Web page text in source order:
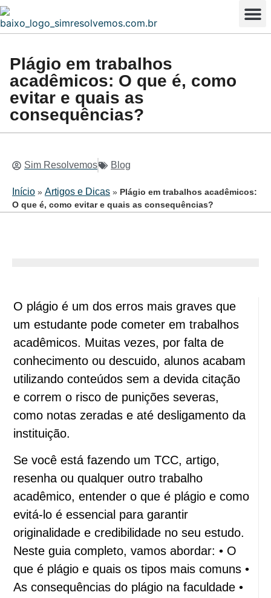
Plágio em trabalhos
acadêmicos: O que é, como
evitar e quais as
consequências?
Sim Resolvemos Blog
Início » Artigos e Dicas » Plágio em trabalhos acadêmicos:
O que é, como evitar e quais as consequências?
O plágio é um dos erros mais graves que
um estudante pode cometer em trabalhos
acadêmicos. Muitas vezes, por falta de
conhecimento ou descuido, alunos acabam
utilizando conteúdos sem a devida citação
e correm o risco de punições severas,
como notas zeradas e até desligamento da
instituição.
Se você está fazendo um TCC, artigo,
resenha ou qualquer outro trabalho
acadêmico, entender o que é plágio e como
evitá-lo é essencial para garantir
originalidade e credibilidade no seu estudo.
Neste guia completo, vamos abordar: • O
que é plágio e quais os tipos mais comuns •
As consequências do plágio na faculdade •